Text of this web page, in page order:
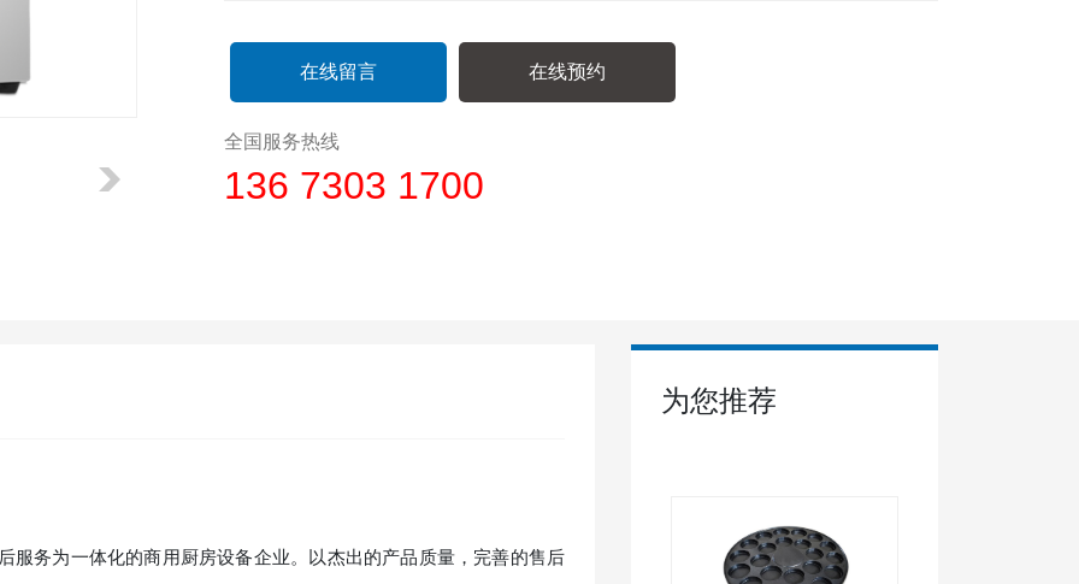
在线留言 在线预约
全国服务热线
136 7303 1700
服务为一体化的商用厨房设备企业。以杰出的产品质量，完善的售后
为您推荐